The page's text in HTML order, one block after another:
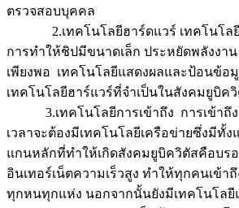
ตรวจสอบบุคคล
2.เทคโนโลยีฮาร์ดแวร์ เทคโนโลยี
การทำให้ชิปมีขนาดเล็ก ประหยัดพลังงา
เพียงพอ เทคโนโลยีแสดงผลและป้อนข้อ
เทคโนโลยีฮาร์แวร์ที่จำเป็นในสังคมยูบิค
3.เทคโนโลยีการเข้าถึง การเข้าถึง
เวลาจะต้องมีเทคโนโลยีเครือข่ายซึ่งมีทั้
แกนหลักที่ทำให้เกิดสังคมยูบิควิตัสคือบร
อินเทอร์เน็ตความเร็วสูง ทำให้ทุกคนเข้า
ทุกหนทุกแห่ง นอกจากนั้นยังมีเทคโนโลยี